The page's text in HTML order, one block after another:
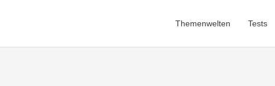
Themenwelten Tests